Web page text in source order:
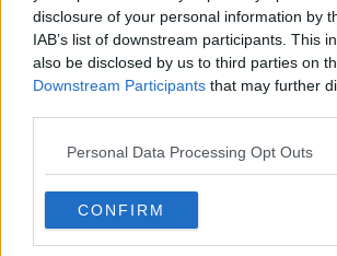
disclosure of your personal information by
IAB’s list of downstream participants. This
also be disclosed by us to third parties on
Downstream Participants that may further
Personal Data Processing Opt Outs
CONFIRM